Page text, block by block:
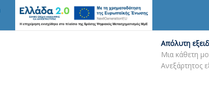
Απόλυτη
Μια κάθετη
Ανεξάρτητος